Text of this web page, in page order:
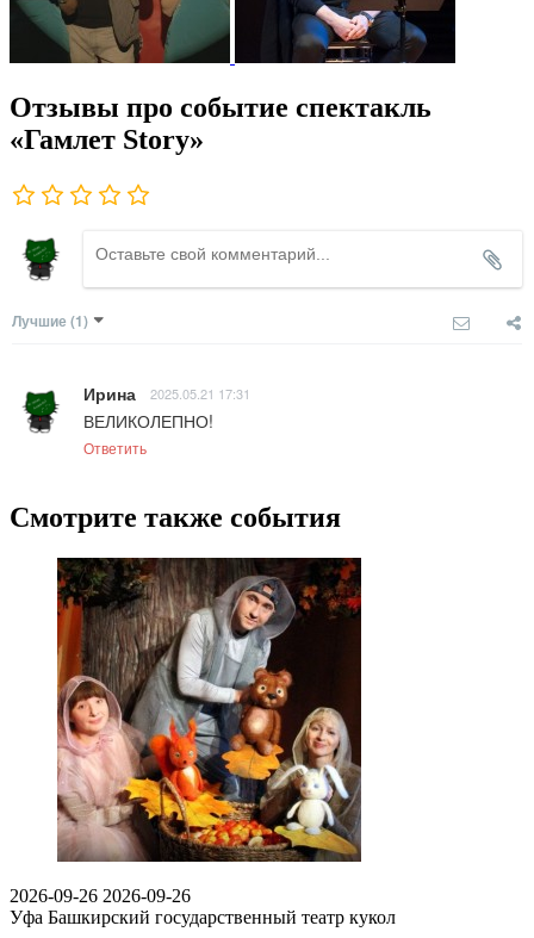
Отзывы про событие спектакль
«Гамлет Story»
Лучшие (1)
Ирина 2025.05.21 17:31
ВЕЛИКОЛЕПНО!
Ответить
Смотрите также события
2026-09-26 2026-09-26
Уфа Башкирский государственный театр кукол